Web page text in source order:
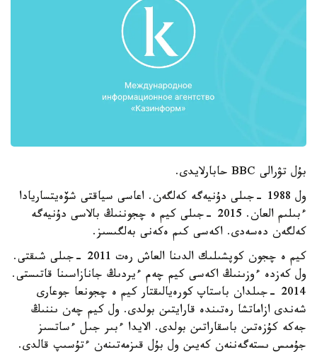
بۇل تۋرالى BBC حابارلايدى.
ول 1988 -جىلى دۇنيەگە كەلگەن. اعاسى سياقتى شۆەيتساريادا
ءبىلىم العان. 2015 -جىلى كيم ە چجوننىڭ بالاسى دۇنيەگە
كەلگەن دەسەدى. اكەسى كىم ەكەنى بەلگىسىز.
كيم ە چجون كوپشىلىك الدىنا العاش رەت 2011 -جىلى شىقتى.
ول كەزدە ءوزىنىڭ اكەسى كيم چەم ءيردىڭ جانازاسىنا قاتىستى.
2014 -جىلدان باستاپ كورەيالىقتار كيم ە چجونعا جوعارى
شەندى ازاماتشا رەتىندە قارايتىن بولدى. ول كيم چەن ىننىڭ
جەكە كۇزەتىن باسقاراتىن بولدى. الايدا ءبىر جىل ءساتسىز
جۇمىس ىستەگەننەن كەيىن ول بۇل قىزمەتىنەن ءتۇسىپ قالدى.